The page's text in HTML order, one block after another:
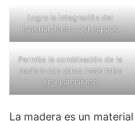
Logra la integración del
material dentro del espacio
Permite la combinación de la
madera con otros materiales
en el ambiente
La madera es un